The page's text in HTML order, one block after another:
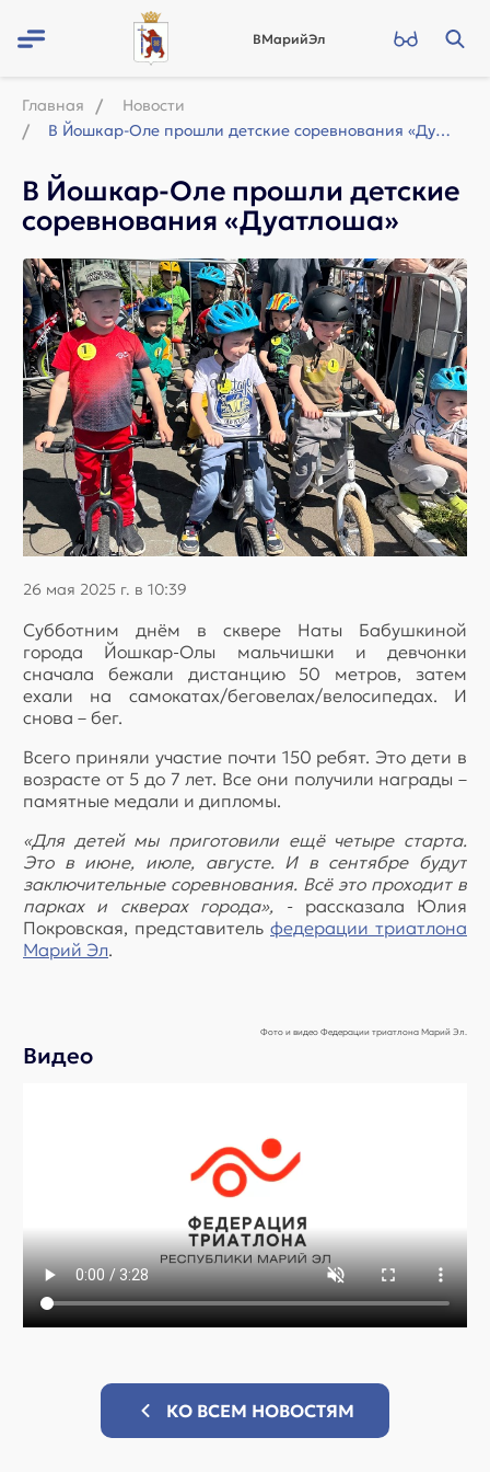
ВМарийЭл
Главная
Новости
В Йошкар-Оле прошли детские соревнования «Дуатлоша»
В Йошкар-Оле прошли детские
соревнования «Дуатлоша»
26 мая 2025 г. в 10:39
Субботним днём в сквере Наты Бабушкиной
города Йошкар-Олы мальчишки и девчонки
сначала бежали дистанцию 50 метров, затем
ехали на самокатах/беговелах/велосипедах. И
снова – бег.
Всего приняли участие почти 150 ребят. Это дети в
возрасте от 5 до 7 лет. Все они получили награды –
памятные медали и дипломы.
«Для детей мы приготовили ещё четыре старта.
Это в июне, июле, августе. И в сентябре будут
заключительные соревнования. Всё это проходит в
парках и скверах города», -рассказала Юлия
Покровская, представитель федерации триатлона
Марий Эл.
Фото и видео Федерации триатлона Марий Эл.
Видео
КО ВСЕМ НОВОСТЯМ